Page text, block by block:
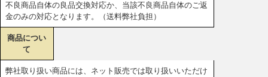
不良商品自体の良品交換対応か、当該不良商品自体のご返
金のみの対応となります。（送料弊社負担）
商品につい
て
弊社取り扱い商品には、ネット販売では取り扱いいただけ